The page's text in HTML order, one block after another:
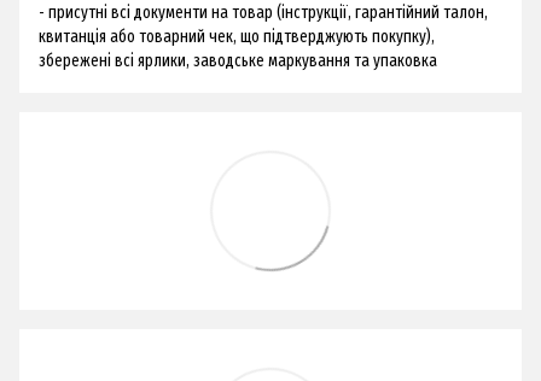
- присутні всі документи на товар (інструкції, гарантійний талон,
квитанція або товарний чек, що підтверджують покупку),
збережені всі ярлики, заводське маркування та упаковка